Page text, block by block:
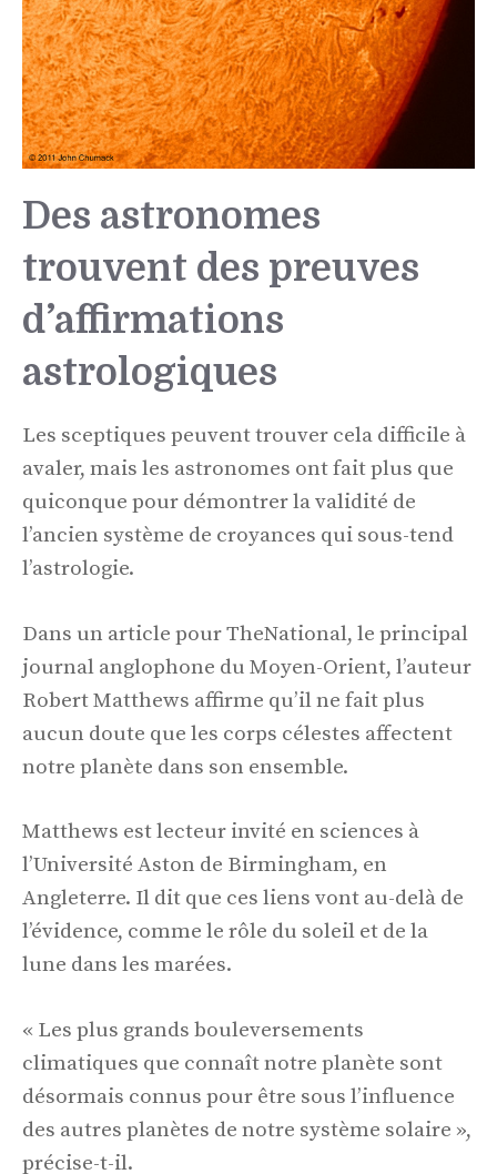
Des astronomes
trouvent des preuves
d’affirmations
astrologiques
Les sceptiques peuvent trouver cela difficile à
avaler, mais les astronomes ont fait plus que
quiconque pour démontrer la validité de
l’ancien système de croyances qui sous-tend
l’astrologie.
Dans un article pour TheNational, le principal
journal anglophone du Moyen-Orient, l’auteur
Robert Matthews affirme qu’il ne fait plus
aucun doute que les corps célestes affectent
notre planète dans son ensemble.
Matthews est lecteur invité en sciences à
l’Université Aston de Birmingham, en
Angleterre. Il dit que ces liens vont au-delà de
l’évidence, comme le rôle du soleil et de la
lune dans les marées.
« Les plus grands bouleversements
climatiques que connaît notre planète sont
désormais connus pour être sous l’influence
des autres planètes de notre système solaire »,
précise-t-il.